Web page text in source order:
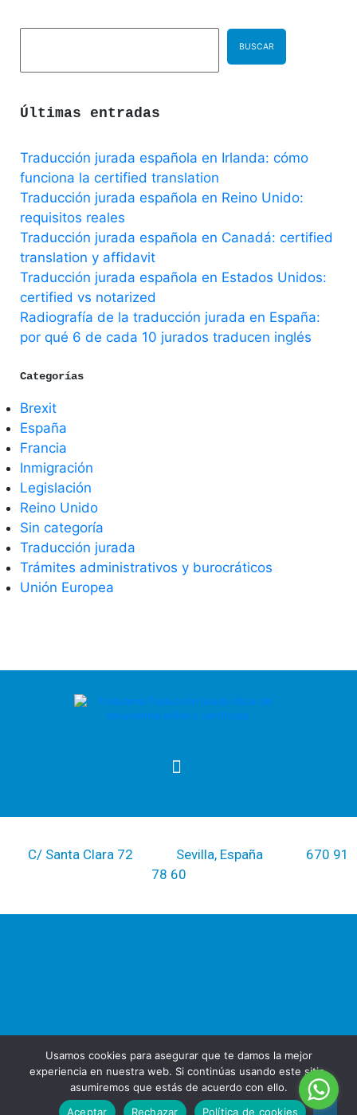
BUSCAR
Últimas entradas
Traducción jurada española en Irlanda: cómo
funciona la certified translation
Traducción jurada española en Reino Unido:
requisitos reales
Traducción jurada española en Canadá: certified
translation y affidavit
Traducción jurada española en Estados Unidos:
certified vs notarized
Radiografía de la traducción jurada en España:
por qué 6 de cada 10 jurados traducen inglés
Categorías
Brexit
España
Francia
Inmigración
Legislación
Reino Unido
Sin categoría
Traducción jurada
Trámites administrativos y burocráticos
Unión Europea
C/ Santa Clara 72 Sevilla, España
670 91
78 60
Usamos cookies para asegurar que te damos la mejor
experiencia en nuestra web. Si continúas usando este sitio,
asumiremos que estás de acuerdo con ello.
Aceptar
Rechazar Política de cookies